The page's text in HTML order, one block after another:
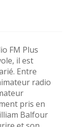
FM Plus
il est
Entre
radio
pris en
Balfour